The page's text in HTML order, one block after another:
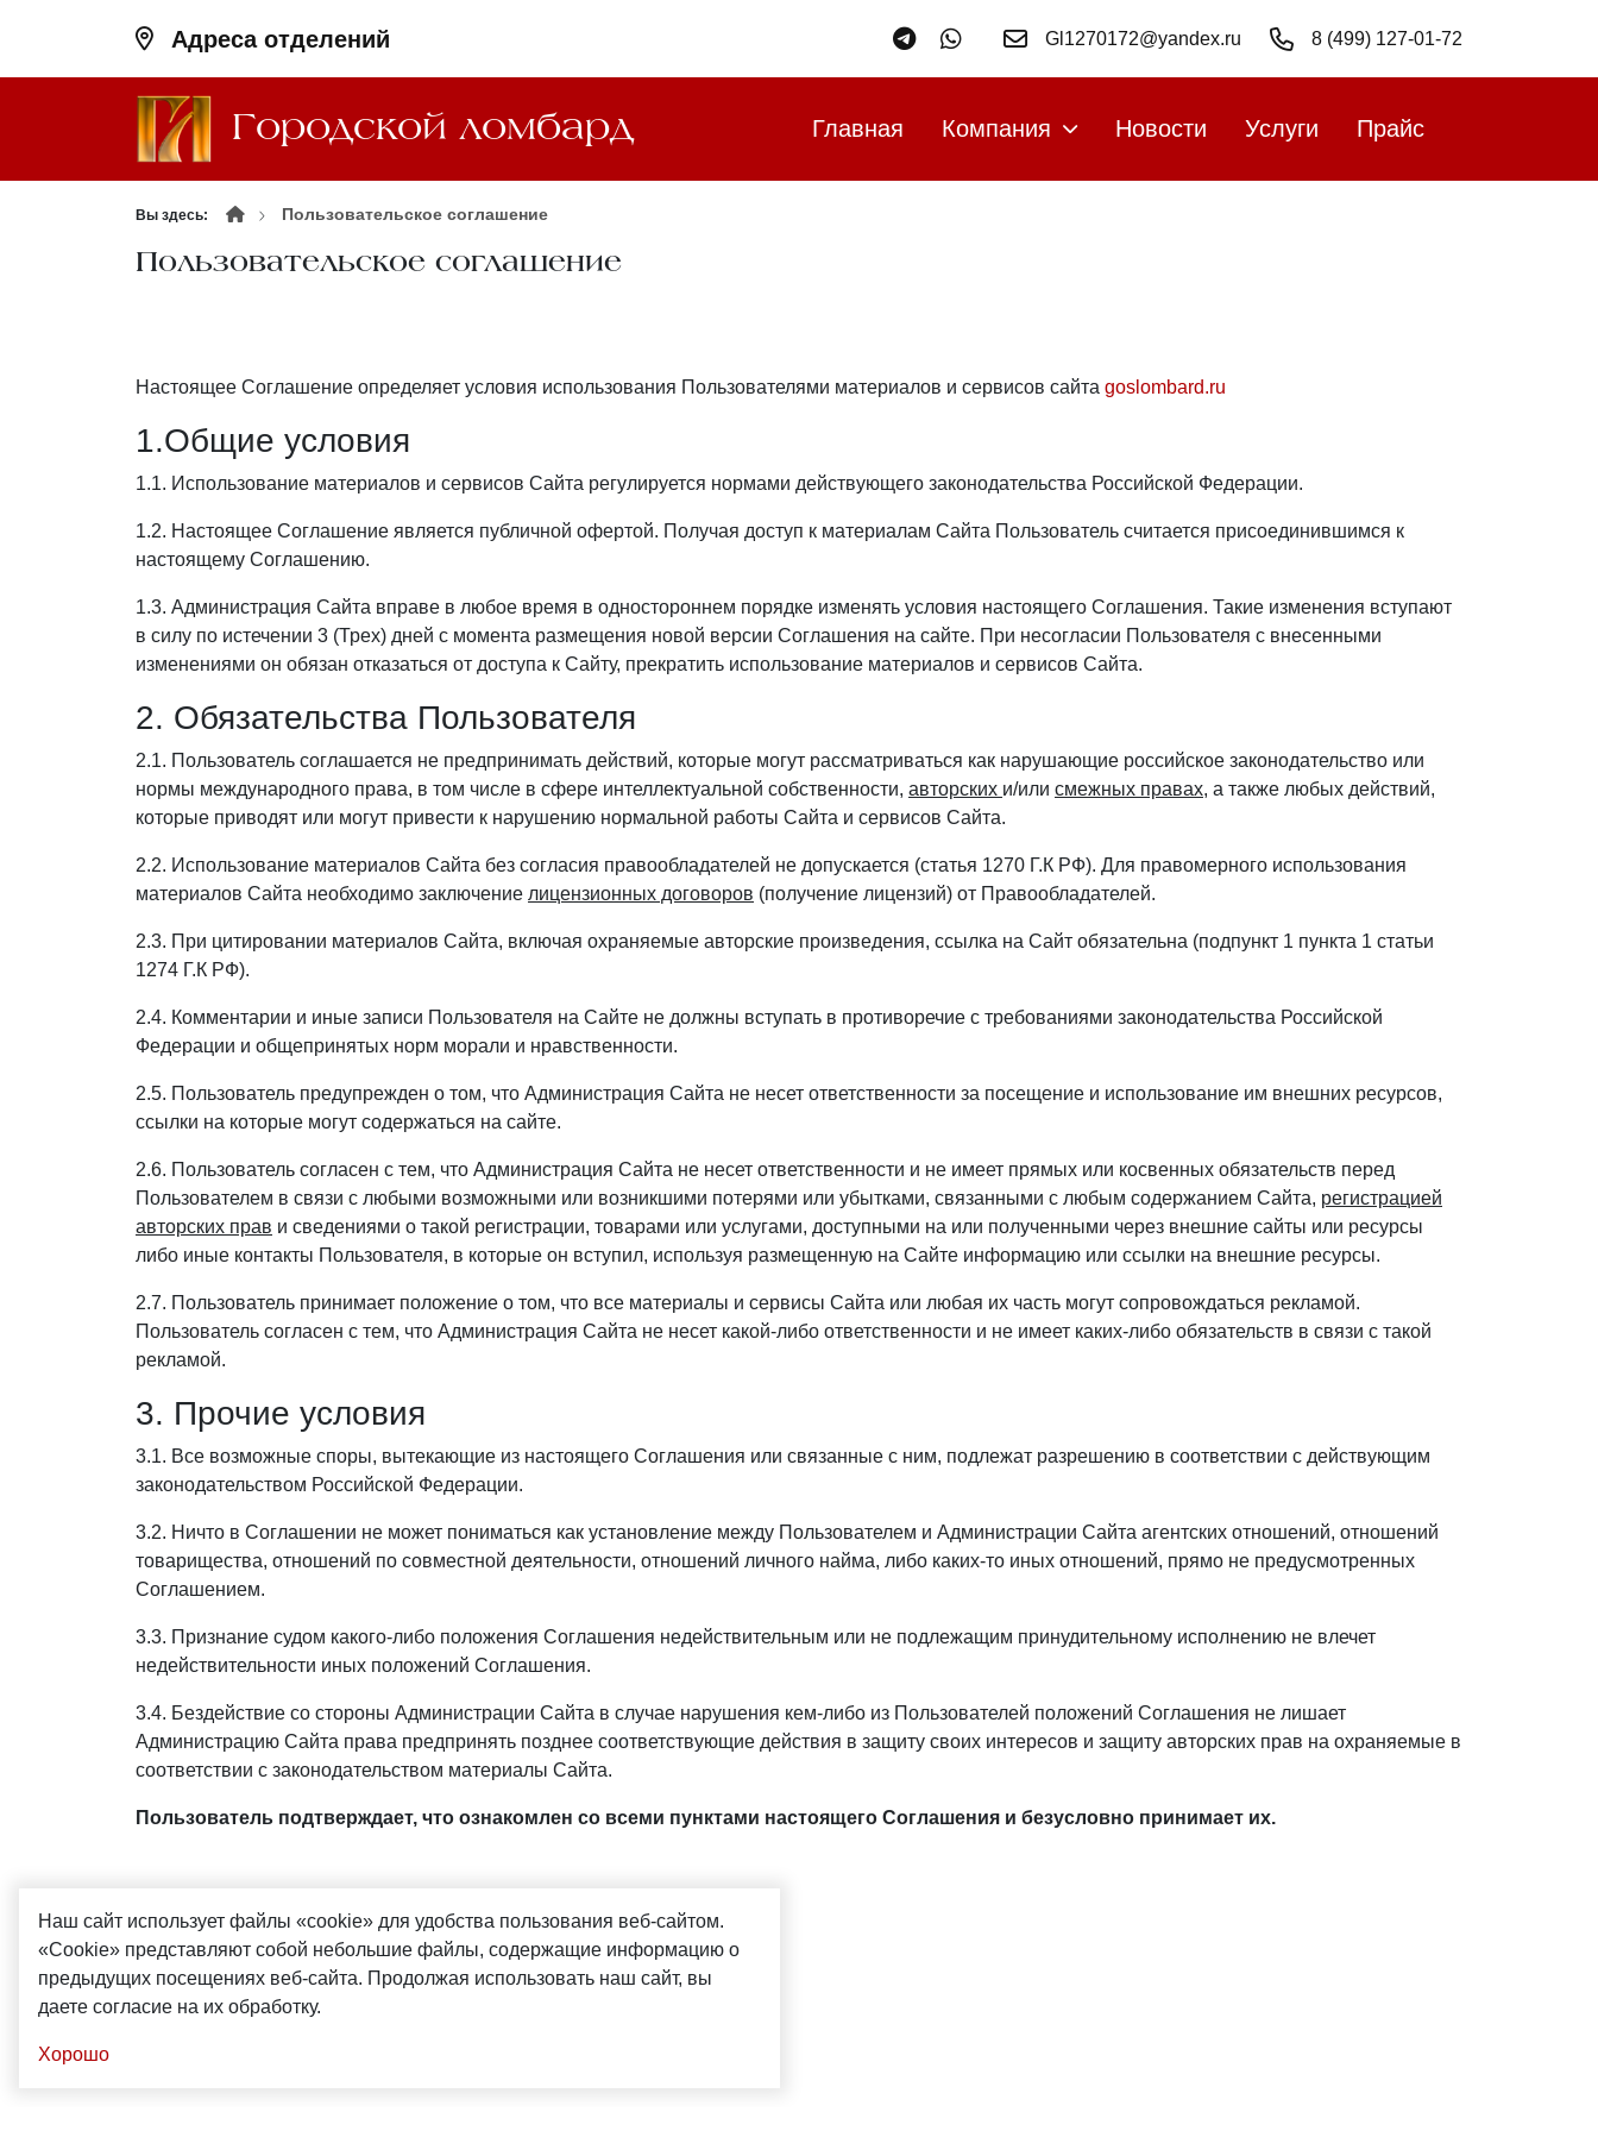
Адреса отделений Gl1270172@yandex.ru 8 (499) 127-01-72
Городской ломбард Главная Компания Новости Услуги Прайс
Вы здесь: Пользовательское соглашение
Пользовательское соглашение
Настоящее Соглашение определяет условия использования Пользователями материалов и сервисов сайта goslombard.ru
1.Общие условия
1.1. Использование материалов и сервисов Сайта регулируется нормами действующего законодательства Российской Федерации.
1.2. Настоящее Соглашение является публичной офертой. Получая доступ к материалам Сайта Пользователь считается присоединившимся к
настоящему Соглашению.
1.3. Администрация Сайта вправе в любое время в одностороннем порядке изменять условия настоящего Соглашения. Такие изменения вступают
в силу по истечении 3 (Трех) дней с момента размещения новой версии Соглашения на сайте. При несогласии Пользователя с внесенными
изменениями он обязан отказаться от доступа к Сайту, прекратить использование материалов и сервисов Сайта.
2. Обязательства Пользователя
2.1. Пользователь соглашается не предпринимать действий, которые могут рассматриваться как нарушающие российское законодательство или
нормы международного права, в том числе в сфере интеллектуальной собственности, авторских и/или смежных правах, а также любых действий,
которые приводят или могут привести к нарушению нормальной работы Сайта и сервисов Сайта.
2.2. Использование материалов Сайта без согласия правообладателей не допускается (статья 1270 Г.К РФ). Для правомерного использования
материалов Сайта необходимо заключение лицензионных договоров (получение лицензий) от Правообладателей.
2.3. При цитировании материалов Сайта, включая охраняемые авторские произведения, ссылка на Сайт обязательна (подпункт 1 пункта 1 статьи
1274 Г.К РФ).
2.4. Комментарии и иные записи Пользователя на Сайте не должны вступать в противоречие с требованиями законодательства Российской
Федерации и общепринятых норм морали и нравственности.
2.5. Пользователь предупрежден о том, что Администрация Сайта не несет ответственности за посещение и использование им внешних ресурсов,
ссылки на которые могут содержаться на сайте.
2.6. Пользователь согласен с тем, что Администрация Сайта не несет ответственности и не имеет прямых или косвенных обязательств перед
Пользователем в связи с любыми возможными или возникшими потерями или убытками, связанными с любым содержанием Сайта, регистрацией
авторских прав и сведениями о такой регистрации, товарами или услугами, доступными на или полученными через внешние сайты или ресурсы
либо иные контакты Пользователя, в которые он вступил, используя размещенную на Сайте информацию или ссылки на внешние ресурсы.
2.7. Пользователь принимает положение о том, что все материалы и сервисы Сайта или любая их часть могут сопровождаться рекламой.
Пользователь согласен с тем, что Администрация Сайта не несет какой-либо ответственности и не имеет каких-либо обязательств в связи с такой
рекламой.
3. Прочие условия
3.1. Все возможные споры, вытекающие из настоящего Соглашения или связанные с ним, подлежат разрешению в соответствии с действующим
законодательством Российской Федерации.
3.2. Ничто в Соглашении не может пониматься как установление между Пользователем и Администрации Сайта агентских отношений, отношений
товарищества, отношений по совместной деятельности, отношений личного найма, либо каких-то иных отношений, прямо не предусмотренных
Соглашением.
3.3. Признание судом какого-либо положения Соглашения недействительным или не подлежащим принудительному исполнению не влечет
недействительности иных положений Соглашения.
3.4. Бездействие со стороны Администрации Сайта в случае нарушения кем-либо из Пользователей положений Соглашения не лишает
Администрацию Сайта права предпринять позднее соответствующие действия в защиту своих интересов и защиту авторских прав на охраняемые в
соответствии с законодательством материалы Сайта.
Пользователь подтверждает, что ознакомлен со всеми пунктами настоящего Соглашения и безусловно принимает их.
Наш сайт использует файлы «cookie» для удобства пользования веб-сайтом.
«Cookie» представляют собой небольшие файлы, содержащие информацию о
предыдущих посещениях веб-сайта. Продолжая использовать наш сайт, вы
даете согласие на их обработку.
Хорошо